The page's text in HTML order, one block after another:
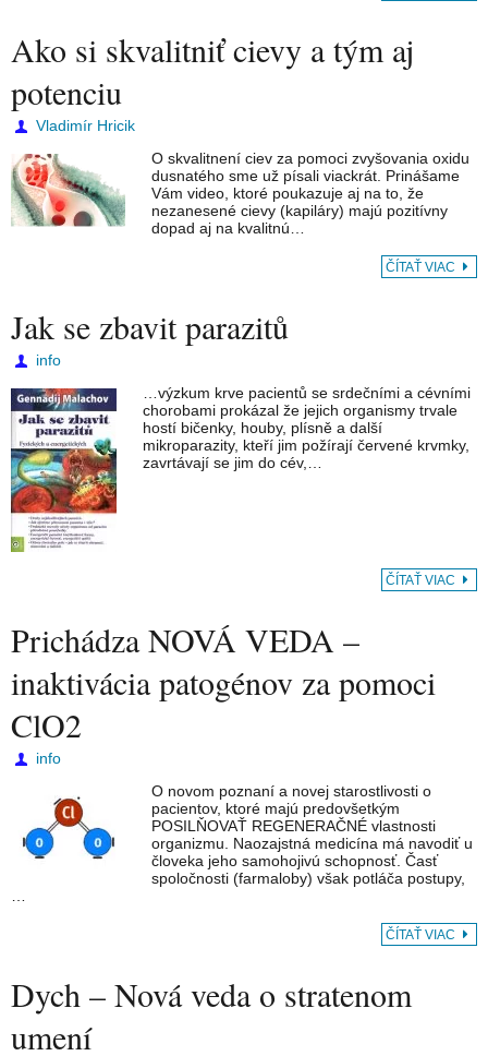
Ako si skvalitniť cievy a tým aj
potenciu
Vladimír Hricik
O skvalitnení ciev za pomoci zvyšovania oxidu
dusnatého sme už písali viackrát. Prinášame
Vám video, ktoré poukazuje aj na to, že
nezanesené cievy (kapiláry) majú pozitívny
dopad aj na kvalitnú…
ČÍTAŤ VIAC
Jak se zbavit parazitů
info
…výzkum krve pacientů se srdečními a cévními
chorobami prokázal že jejich organismy trvale
hostí bičenky, houby, plísně a další
mikroparazity, kteří jim požírají červené krvmky,
zavrtávají se jim do cév,…
ČÍTAŤ VIAC
Prichádza NOVÁ VEDA –
inaktivácia patogénov za pomoci
ClO2
info
O novom poznaní a novej starostlivosti o
pacientov, ktoré majú predovšetkým
POSILŇOVAŤ REGENERAČNÉ vlastnosti
organizmu. Naozajstná medicína má navodiť u
človeka jeho samohojivú schopnosť. Časť
spoločnosti (farmaloby) však potláča postupy,
ČÍTAŤ VIAC
Dych – Nová veda o stratenom
umení